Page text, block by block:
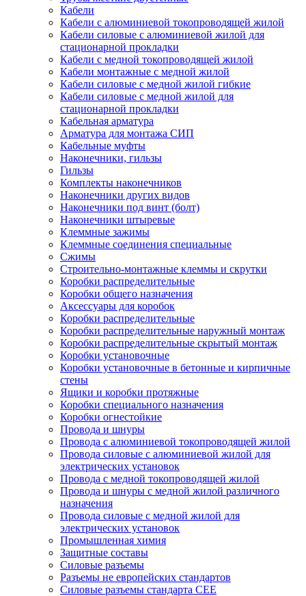
Кабели
Кабели с алюминиевой токопроводящей жилой
Кабели силовые с алюминиевой жилой для
стационарной прокладки
Кабели с медной токопроводящей жилой
Кабели монтажные с медной жилой
Кабели силовые с медной жилой гибкие
Кабели силовые с медной жилой для
стационарной прокладки
Кабельная арматура
Арматура для монтажа СИП
Кабельные муфты
Наконечники, гильзы
Гильзы
Комплекты наконечников
Наконечники других видов
Наконечники под винт (болт)
Наконечники штыревые
Клеммные зажимы
Клеммные соединения специальные
Сжимы
Строительно-монтажные клеммы и скрутки
Коробки распределительные
Коробки общего назначения
Аксессуары для коробок
Коробки распределительные
Коробки распределительные наружный монтаж
Коробки распределительные скрытый монтаж
Коробки установочные
Коробки установочные в бетонные и кирпичные
стены
Ящики и коробки протяжные
Коробки специального назначения
Коробки огнестойкие
Провода и шнуры
Провода с алюминиевой токопроводящей жилой
Провода силовые с алюминиевой жилой для
электрических установок
Провода с медной токопроводящей жилой
Провода и шнуры с медной жилой различного
назначения
Провода силовые с медной жилой для
электрических установок
Промышленная химия
Защитные составы
Силовые разъемы
Разъемы не европейских стандартов
Силовые разъемы стандарта CEE